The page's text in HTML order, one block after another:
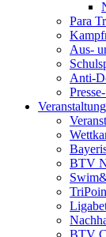
Para
Aus-
Anti-
BTV
BTV